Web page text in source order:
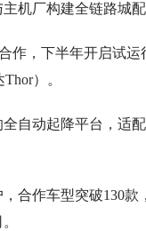
厂构建全链路城配
，下半年开启试运
）。
动起降平台，适配
作车型突破130款